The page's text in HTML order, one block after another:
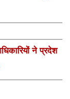
ने प्रदेश